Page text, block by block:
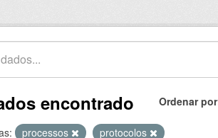
Ordenar por
encontrado
processos protocolos